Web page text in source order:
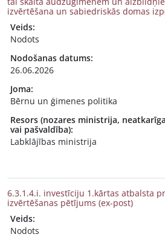
izvērtēšana un sabiedriskās domas
Veids:
Nodots
Nodošanas datums:
26.06.2026
Joma:
Bērnu un ģimenes politika
Resors (nozares ministrija,
vai pašvaldība):
Labklājības ministrija
6.3.1.4.i. investīciju 1.kārtas atbalsta
izvērtēšanas pētījums (ex-post)
Veids:
Nodots